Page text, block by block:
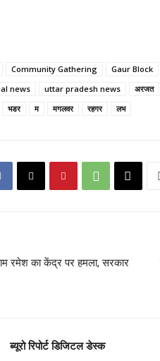
Community Gathering Gaur Block
news uttar pradesh news अरजत
भडर म मगलवर रहगर लभ
रमेश का केंद्र पर हमला, सरकार
ब्यूरो रिपोर्ट डिजिटल डेस्क